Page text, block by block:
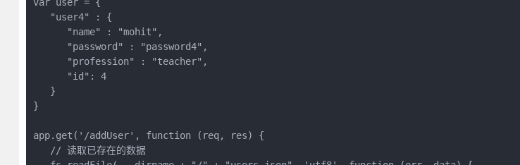
   "user4" : {
      "name" : "mohit",
      "password" : "password4",
      "profession" : "teacher",
      "id": 4
   }
}
app.get('/addUser', function (req, res) {
   // 读取已存在的数据